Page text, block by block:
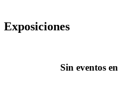
Exposiciones
Sin eventos